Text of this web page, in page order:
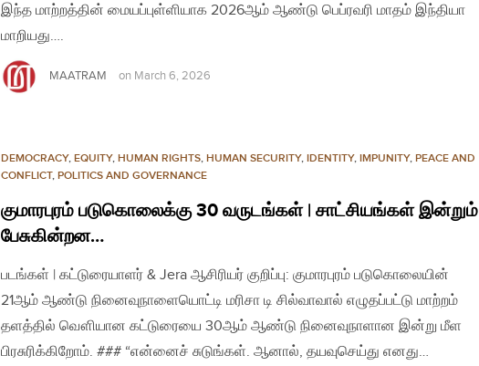
இந்த மாற்றத்தின் மையப்புள்ளியாக 2026ஆம் ஆண்டு பெப்ரவரி மாதம் இந்தியா
மாறியது….
MAATRAM on March 6, 2026
DEMOCRACY, EQUITY, HUMAN RIGHTS, HUMAN SECURITY, IDENTITY, IMPUNITY, PEACE AND
CONFLICT, POLITICS AND GOVERNANCE
குமாரபுரம் படுகொலைக்கு 30 வருடங்கள் | சாட்சியங்கள் இன்றும்
பேசுகின்றன…
படங்கள் | கட்டுரையாளர் & Jera ஆசிரியர் குறிப்பு: குமாரபுரம் படுகொலையின்
21ஆம் ஆண்டு நினைவுநாளையொட்டி மரிசா டி சில்வாவால் எழுதப்பட்டு மாற்றம்
தளத்தில் வௌியான கட்டுரையை 30ஆம் ஆண்டு நினைவுநாளான இன்று மீள
பிரசுரிக்கிறோம். ### “என்னைச் சுடுங்கள். ஆனால், தயவுசெய்து எனது…